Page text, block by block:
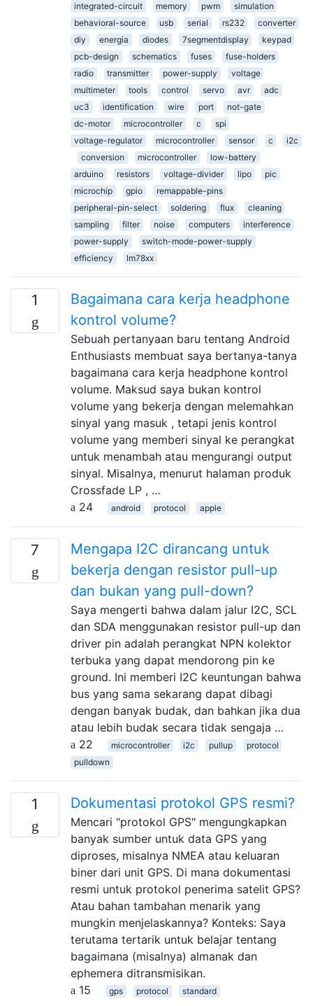
integrated-circuit
memory pwm
simulation
behavioral-source
usb serial rs232
converter
diy
energia diodes 7segmentdisplay
keypad
pcb-design
schematics fuses
fuse-holders
radio
transmitter power-supply
voltage
multimeter
tools control servo avr
adc
uc3
identification wire port
not-gate
dc-motor
microcontroller c
spi
voltage-regulator
microcontroller sensor c
i2c
conversion
microcontroller
low-battery
arduino
resistors voltage-divider lipo
pic
microchip
gpio
remappable-pins
peripheral-pin-select
soldering flux
cleaning
sampling
filter noise computers
interference
power-supply
switch-mode-power-supply
efficiency
lm78xx
1
Bagaimana cara kerja headphone
kontrol volume?
Sebuah pertanyaan baru tentang Android
Enthusiasts membuat saya bertanya-tanya
bagaimana cara kerja headphone kontrol
volume. Maksud saya bukan kontrol
volume yang bekerja dengan melemahkan
sinyal yang masuk , tetapi jenis kontrol
volume yang memberi sinyal ke perangkat
untuk menambah atau mengurangi output
sinyal. Misalnya, menurut halaman produk
Crossfade LP , …
24
android protocol apple
7
Mengapa I2C dirancang untuk
bekerja dengan resistor pull-up
dan bukan yang pull-down?
Saya mengerti bahwa dalam jalur I2C, SCL
dan SDA menggunakan resistor pull-up dan
driver pin adalah perangkat NPN kolektor
terbuka yang dapat mendorong pin ke
ground. Ini memberi I2C keuntungan bahwa
bus yang sama sekarang dapat dibagi
dengan banyak budak, dan bahkan jika dua
atau lebih budak secara tidak sengaja …
22
microcontroller i2c pullup
protocol
pulldown
1 Dokumentasi protokol GPS resmi?
Mencari "protokol GPS" mengungkapkan
banyak sumber untuk data GPS yang
diproses, misalnya NMEA atau keluaran
biner dari unit GPS. Di mana dokumentasi
resmi untuk protokol penerima satelit GPS?
Atau bahan tambahan menarik yang
mungkin menjelaskannya? Konteks: Saya
terutama tertarik untuk belajar tentang
bagaimana (misalnya) almanak dan
ephemera ditransmisikan.
15
gps protocol standard